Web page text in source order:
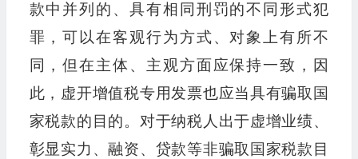
款中并列的、具有相同刑罚的不同形式犯
罪，可以在客观行为方式、对象上有所不
同，但在主体、主观方面应保持一致，因
此，虚开增值税专用发票也应当具有骗取国
家税款的目的。对于纳税人出于虚增业绩、
彰显实力、融资、贷款等非骗取国家税款目